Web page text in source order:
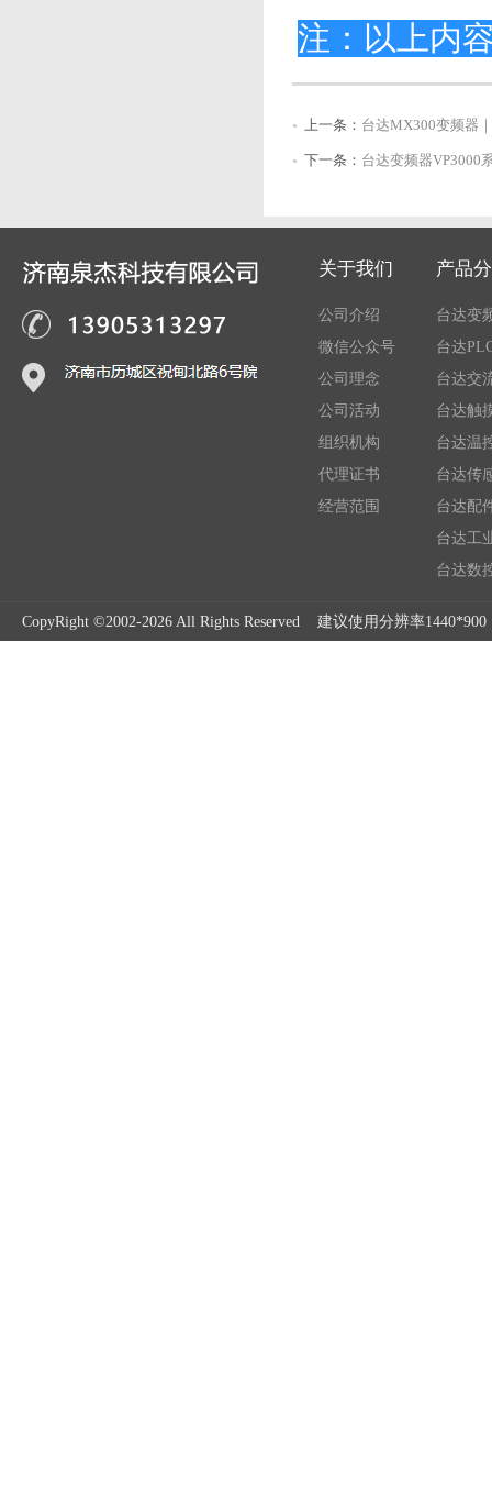
注：以上内
上一条： 台达MX300变频器
下一条： 台达变频器VP3000
关于我们
公司介绍
微信公众号
公司理念
公司活动
组织机构
代理证书
经营范围
产品
台达变
台达
台达交
台达触
台达温
台达传
台达配
台达工
台达数
CopyRight ©2002-2026 All Rights Reserved 建议使用分辨率